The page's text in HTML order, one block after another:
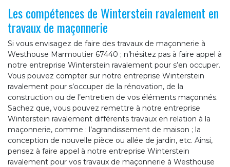
Les compétences de Winterstein ravalement en
travaux de maçonnerie
Si vous envisagez de faire des travaux de maçonnerie à
Westhouse Marmoutier 67440 ; n’hésitez pas à faire appel à
notre entreprise Winterstein ravalement pour s’en occuper.
Vous pouvez compter sur notre entreprise Winterstein
ravalement pour s’occuper de la rénovation, de la
construction ou de l’entretien de vos éléments maçonnés.
Sachez que, vous pouvez remettre à notre entreprise
Winterstein ravalement différents travaux en relation à la
maçonnerie, comme : l’agrandissement de maison ; la
conception de nouvelle pièce ou allée de jardin, etc. Ainsi,
pensez à faire appel à notre entreprise Winterstein
ravalement pour vos travaux de maçonnerie à Westhouse